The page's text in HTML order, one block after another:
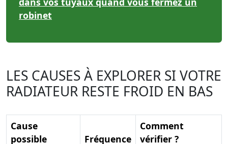
robinet
LES CAUSES À EXPLORER SI VOTRE
RADIATEUR RESTE FROID EN BAS
Cause
possible
Fréquence
Comment
vérifier ?